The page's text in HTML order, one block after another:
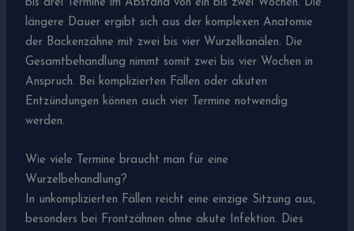
bis drei Termine im Abstand von ein bis zwei Wochen. Die
längere Dauer ergibt sich aus der komplexen Anatomie
der Backenzähne mit zwei bis vier Wurzelkanälen. Die
Gesamtbehandlung nimmt somit zwei bis vier Wochen in
Anspruch. Bei komplizierten Fällen oder akuten
Entzündungen können auch vier Termine notwendig
werden.
Wie viele Termine braucht man für eine
Wurzelbehandlung?
In unkomplizierten Fällen reicht eine einzige Sitzung aus,
besonders bei Frontzähnen ohne akute Infektion. Dies